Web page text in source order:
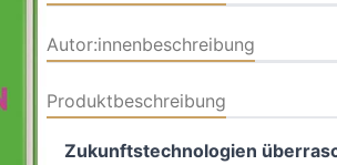
Autor:innenbeschreibung
Produktbeschreibung
Zukunftstechnologien